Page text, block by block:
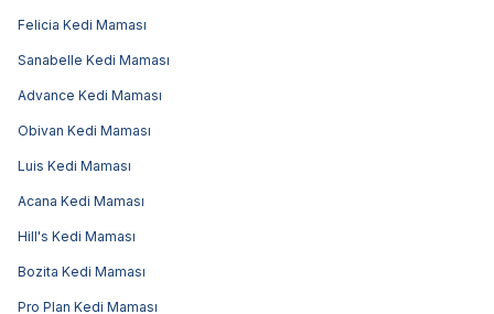
Felicia Kedi Maması
Sanabelle Kedi Maması
Advance Kedi Maması
Obivan Kedi Maması
Luis Kedi Maması
Acana Kedi Maması
Hill's Kedi Maması
Bozita Kedi Maması
Pro Plan Kedi Maması